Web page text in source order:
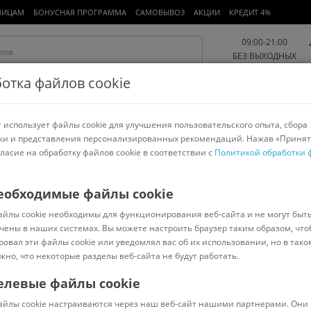
БОНУСНАЯ ПРОГРАММА САМОВЫВОЗ АКЦИИ КРЕДИТ 4%
09:00-21:00
БЕЗ ВЫХОДНЫХ
Работа и офис Авто и мото Детям и мамам Красота и
спорт
Код: 6106371
файлов cookie
файлы cookie для улучшения пользовательского опыта, сбора
и представления персонализированных рекомендаций. Нажав
на обработку файлов cookie в соответствии с Политикой обработки
файлы cookie
cookie необходимы для функционирования веб-сайта и не могут
в наших системах. Вы можете настроить браузер таким образом,
эти файлы cookie или уведомлял вас об их использовании, но в
что некоторые разделы веб-сайта не будут работать.
файлы cookie
cookie настраиваются через наш веб-сайт нашими партнерами. Они